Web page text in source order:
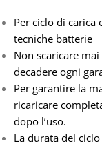
Per ciclo di carica
tecniche batterie
Non scaricare
decadere ogni
Per garantire la
ricaricare
dopo l’uso.
La durata del